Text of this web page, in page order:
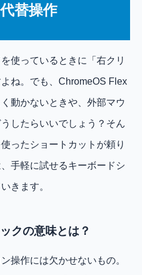
替操作
使っているときに「右クリ
ね。でも、ChromeOS Flex
動かないときや、外部マウ
したらいいでしょう？そん
ったショートカットが頼り
手軽に試せるキーボードシ
きます。
クの意味とは？
操作には欠かせないもの。